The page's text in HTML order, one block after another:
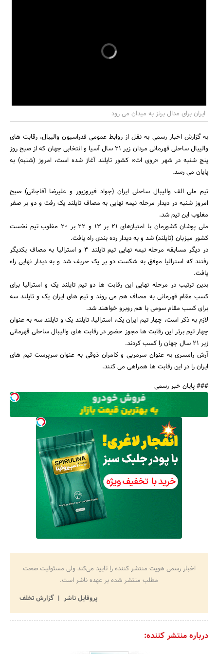
جستجو
ایران برای مدال برنز به میدان می رود
به گزارش اخبار رسمی به نقل از روابط عمومی فدراسیون والیبال، رقابت های
والیبال ساحلی قهرمانی مردان زیر 21 سال آسیا و انتخابی جهان که از صبح روز
پنج شنبه در شهر «روی ات» کشور تایلند آغاز شده است، امروز (شنبه) به
پایان می رسد.
تیم ملی الف والیبال ساحلی ایران (جواد فیروزپور و علیرضا آقاجانی) صبح
امروز شنبه در دیدار مرحله نیمه نهایی به مصاف تایلند یک رفت و دو بر صفر
مغلوب این تیم شد.
ملی پوشان کشورمان با امتیازهای 21 بر 13 و 22 بر 20 مغلوب تیم نخست
کشور میزبان (تایلند) شد و به دیدار رده بندی راه یافت.
در دیگر مسابقه مرحله نیمه نهایی تیم تایلند 3 و استرالیا به مصاف یکدیگر
رفتند که استرالیا موفق به شکست دو بر یک حریف شد و به دیدار نهایی راه
یافت.
بدین ترتیب در مرحله نهایی این رقابت ها دو تیم تایلند یک و استرالیا برای
کسب مقام قهرمانی به مصاف هم می روند و تیم های ایران یک و تایلند سه
برای کسب مقام سومی با هم روبرو خواهند شد.
لازم به ذکر است، چهار تیم ایران یک، استرالیا، تایلند یک و تایلند سه به عنوان
چهار تیم برتر این رقابت ها مجوز حضور در رقابت های والیبال ساحلی قهرمانی
زیر 21 سال جهان را کسب کردند.
آرش رامسری به عنوان سرمربی و کامران ذوقی به عنوان سرپرست تیم های
ایران را در این رقابت ها همراهی می کنند.
### پایان خبر رسمی
اخبار رسمی هویت منتشر کننده را تایید می‌کند ولی مسئولیت صحت
مطلب منتشر شده بر عهده ناشر است.
پروفایل ناشر
گزارش تخلف
درباره منتشر کننده: